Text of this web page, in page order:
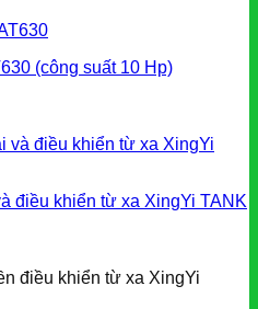
(công suất 10 Hp)
điều khiển từ xa XingYi TANK
điều khiển từ xa XingYi